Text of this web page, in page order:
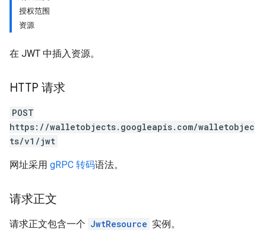
授权范围
资源
在 JWT 中插入资源。
HTTP 请求
POST
https://walletobjects.googleapis.com/walletobjec
ts/v1/jwt
网址采用 gRPC 转码语法。
请求正文
请求正文包含一个 JwtResource 实例。